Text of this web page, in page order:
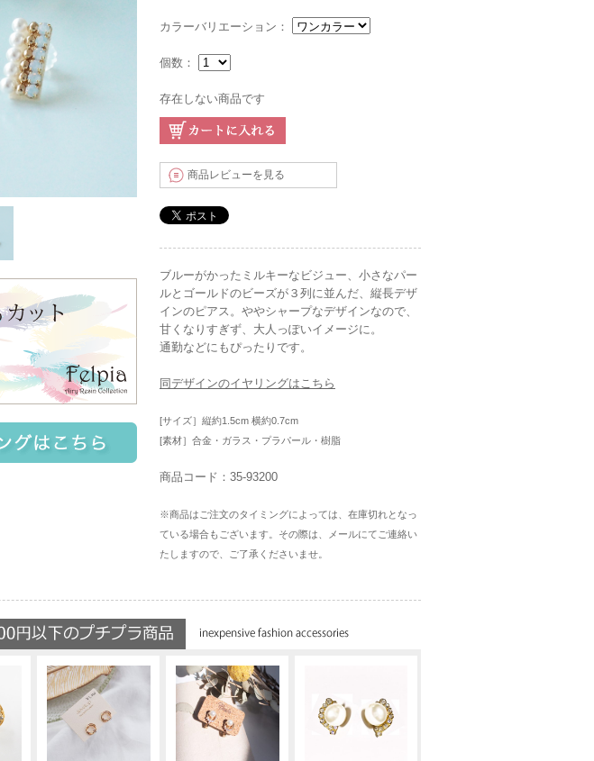
カラーバリエーション：
個数：
存在しない商品です
商品レビューを見る
ブルーがかったミルキーなビジュー、小さなパー
ルとゴールドのビーズが３列に並んだ、縦長デザ
インのピアス。ややシャープなデザインなので、
甘くなりすぎず、大人っぽいイメージに。
通勤などにもぴったりです。
同デザインのイヤリングはこちら
[サイズ］縦約1.5cm 横約0.7cm
[素材］合金・ガラス・プラパール・樹脂
商品コード：35-93200
※商品はご注文のタイミングによっては、在庫切れとなっ
ている場合もございます。その際は、メールにてご連絡い
たしますので、ご了承くださいませ。